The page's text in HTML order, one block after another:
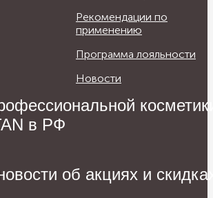
Рекомендации по
применению
Программа лояльности
Новости
в РФ
об акциях и